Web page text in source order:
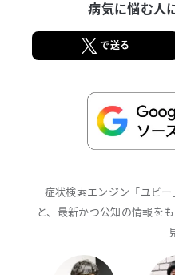
努めてまいります。 【
大学院医歯学総合研究科
得。 2022年からユビー
病気に悩む人
で送る
症状検索エンジン「ユビ
と、最新かつ公知の情報を